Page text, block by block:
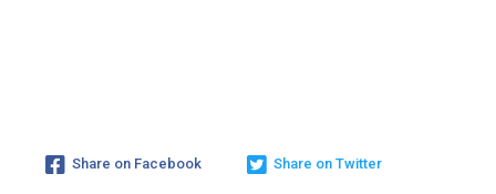
Share on Facebook Share on Twitter